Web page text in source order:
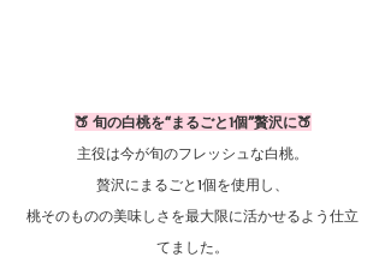
🍑 旬の白桃を“まるごと1個”贅沢に🍑
主役は今が旬のフレッシュな白桃。
贅沢にまるごと1個を使用し、
桃そのものの美味しさを最大限に活かせるよう仕立
てました。